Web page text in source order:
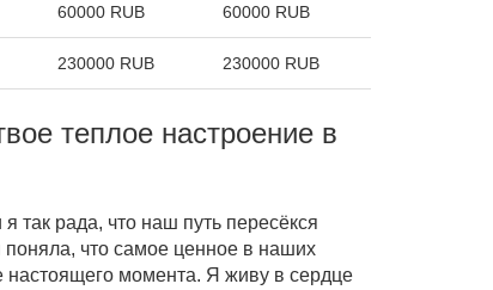
60000 RUB 60000 RUB
230000 RUB 230000 RUB
теплое настроение в
так рада, что наш путь пересёкся
поняла, что самое ценное в наших
момента. Я живу в сердце